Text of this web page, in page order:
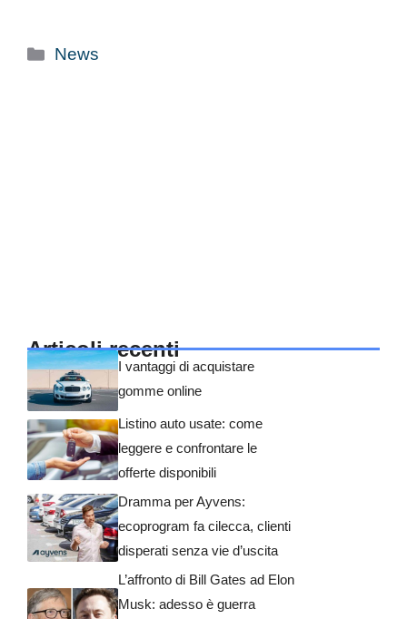
Categorie
News
Articoli recenti
I vantaggi di acquistare
gomme online
Listino auto usate: come
leggere e confrontare le
offerte disponibili
Dramma per Ayvens:
ecoprogram fa cilecca, clienti
disperati senza vie d’uscita
L’affronto di Bill Gates ad Elon
Musk: adesso è guerra